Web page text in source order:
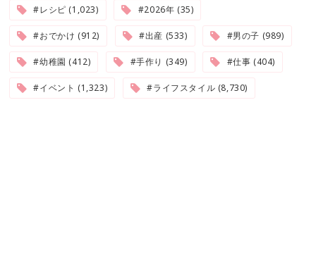
#レシピ (1,023) #2026年 (35)
#おでかけ (912) #出産 (533) #男の子 (989)
#幼稚園 (412) #手作り (349) #仕事 (404)
#イベント (1,323) #ライフスタイル (8,730)